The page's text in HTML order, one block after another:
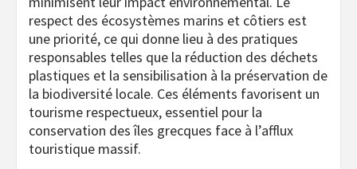
respect des écosystèmes marins et côtiers est
une priorité, ce qui donne lieu à des pratiques
responsables telles que la réduction des déchets
plastiques et la sensibilisation à la préservation de
la biodiversité locale. Ces éléments favorisent un
tourisme respectueux, essentiel pour la
conservation des îles grecques face à l’afflux
touristique massif.